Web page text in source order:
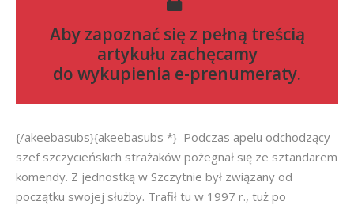
Aby zapoznać się z pełną treścią
artykułu zachęcamy
do wykupienia e-prenumeraty.
{/akeebasubs}{akeebasubs *} Podczas apelu odchodzący
szef szczycieńskich strażaków pożegnał się ze sztandarem
komendy. Z jednostką w Szczytnie był związany od
początku swojej służby. Trafił tu w 1997 r., tuż po